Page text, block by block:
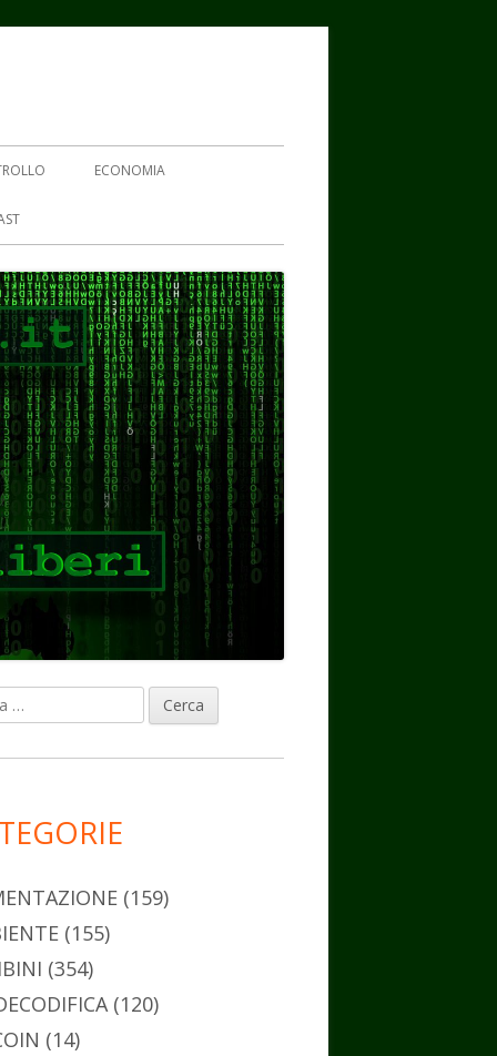
ECONOMIA
(159)
(155)
(354)
(120)
(14)